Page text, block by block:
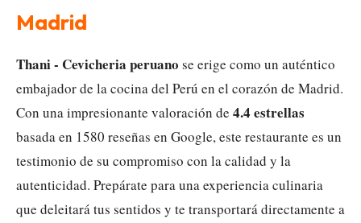
Madrid
Thani - Cevicheria peruano se erige como un auténtico
embajador de la cocina del Perú en el corazón de Madrid.
Con una impresionante valoración de 4.4 estrellas
basada en 1580 reseñas en Google, este restaurante es un
testimonio de su compromiso con la calidad y la
autenticidad. Prepárate para una experiencia culinaria
que deleitará tus sentidos y te transportará directamente a